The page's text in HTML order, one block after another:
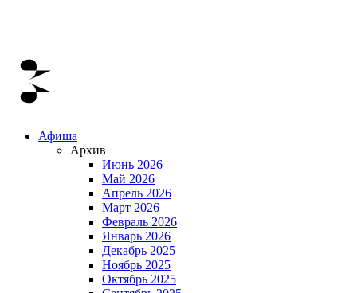
Афиша
Архив
Июнь 2026
Май 2026
Апрель 2026
Март 2026
Февраль 2026
Январь 2026
Декабрь 2025
Ноябрь 2025
Октябрь 2025